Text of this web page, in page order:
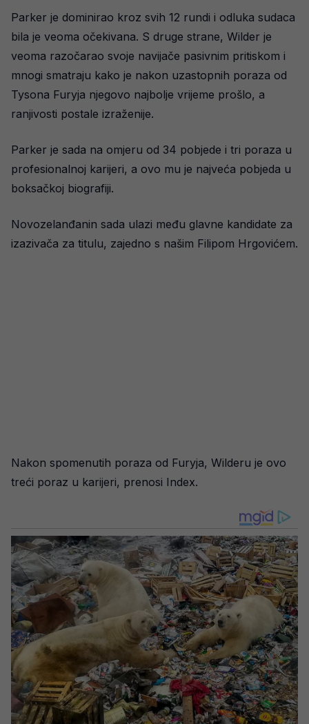
Parker je dominirao kroz svih 12 rundi i odluka sudaca
bila je veoma očekivana. S druge strane, Wilder je
veoma razočarao svoje navijače pasivnim pritiskom i
mnogi smatraju kako je nakon uzastopnih poraza od
Tysona Furyja njegovo najbolje vrijeme prošlo, a
ranjivosti postale izraženije.
Parker je sada na omjeru od 34 pobjede i tri poraza u
profesionalnoj karijeri, a ovo mu je najveća pobjeda u
boksačkoj biografiji.
Novozelanđanin sada ulazi među glavne kandidate za
izazivača za titulu, zajedno s našim Filipom Hrgovićem.
Nakon spomenutih poraza od Furyja, Wilderu je ovo
treći poraz u karijeri, prenosi Index.